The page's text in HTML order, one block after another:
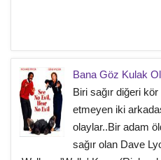
Bana Göz Kulak
Biri sağır diğeri
etmeyen iki
olaylar..Bir adam
sağır olan Dave